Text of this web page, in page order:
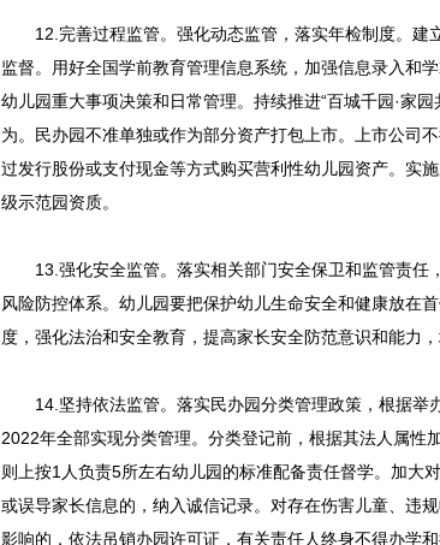
12.完善过程监管。强化动态监管，落实年检制度。建
监督。用好全国学前教育管理信息系统，加强信息录入和
幼儿园重大事项决策和日常管理。持续推进“百城千园·家
为。民办园不准单独或作为部分资产打包上市。上市公司
过发行股份或支付现金等方式购买营利性幼儿园资产。实
级示范园资质。
13.强化安全监管。落实相关部门安全保卫和监管责任
风险防控体系。幼儿园要把保护幼儿生命安全和健康放在
度，强化法治和安全教育，提高家长安全防范意识和能力
14.坚持依法监管。落实民办园分类管理政策，根据举
2022年全部实现分类管理。分类登记前，根据其法人属性
则上按1人负责5所左右幼儿园的标准配备责任督学。加大
或误导家长信息的，纳入诚信记录。对存在伤害儿童、违
影响的，依法吊销办园许可证，有关责任人终身不得办学